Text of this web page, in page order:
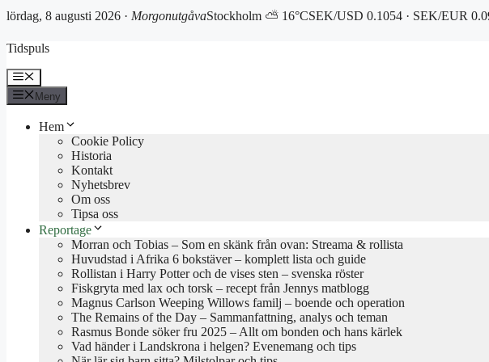
lördag, 8 augusti 2026 · MorgonutgåvaStockholm ⛅ 16°CSEK/USD 0.1054 · SEK/EUR
till
Tidspuls
Meny
Meny
Hem
Cookie Policy
Historia
Kontakt
Nyhetsbrev
Om oss
Tipsa oss
Reportage
Morran och Tobias – Som en skänk från ovan: Streama & rollista
Huvudstad i Afrika 6 bokstäver – komplett lista och guide
Rollistan i Harry Potter och de vises sten – svenska röster
Fiskgryta med lax och torsk – recept från Jennys matblogg
Magnus Carlson Weeping Willows familj – boende och operation
The Remains of the Day – Sammanfattning, analys och teman
Rasmus Bonde söker fru 2025 – Allt om bonden och hans kärlek
Vad händer i Landskrona i helgen? Evenemang och tips